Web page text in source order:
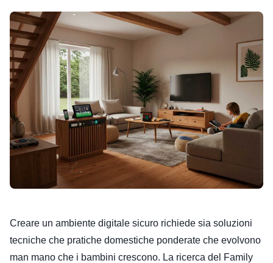
Creare un ambiente digitale sicuro richiede sia soluzioni
tecniche che pratiche domestiche ponderate che evolvono
man mano che i bambini crescono. La ricerca del Family